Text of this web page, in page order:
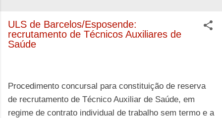
ULS de Barcelos/Esposende:
recrutamento de Técnicos Auxiliares de
Saúde
Procedimento concursal para constituição de reserva
de recrutamento de Técnico Auxiliar de Saúde, em
regime de contrato individual de trabalho sem termo e a